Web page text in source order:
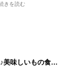
きを読む
美味しいもの食…